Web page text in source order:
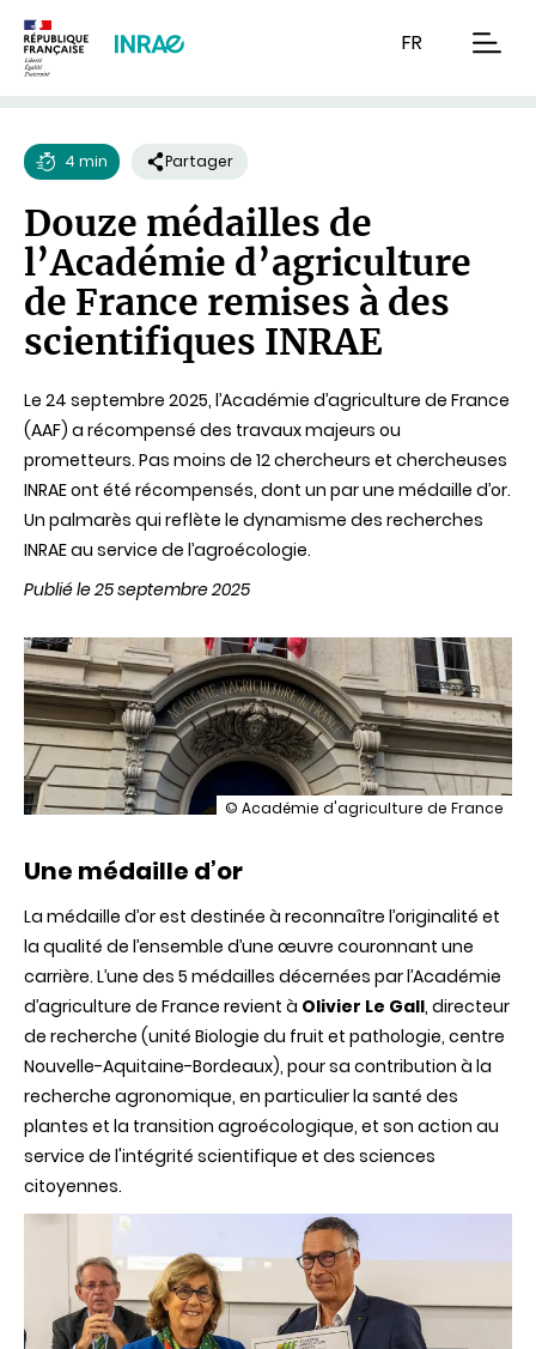
FR
de
lecture
4 min Partager
Douze médailles de
l’Académie d’agriculture
de France remises à des
scientifiques INRAE
Le 24 septembre 2025, l’Académie d’agriculture de France
(AAF) a récompensé des travaux majeurs ou
prometteurs. Pas moins de 12 chercheurs et chercheuses
INRAE ont été récompensés, dont un par une médaille d’or.
Un palmarès qui reflète le dynamisme des recherches
INRAE au service de l’agroécologie.
Publié le 25 septembre 2025
illustration
de
d’agriculture
France
remises
des
scientifiques
INRAE
© Académie d'agriculture de France
Une médaille d’or
La médaille d’or est destinée à reconnaître l’originalité et
la qualité de l’ensemble d’une œuvre couronnant une
carrière. L’une des 5 médailles décernées par l’Académie
d’agriculture de France revient à Olivier Le Gall, directeur
de recherche (unité Biologie du fruit et pathologie, centre
Nouvelle-Aquitaine-Bordeaux), pour sa contribution à la
recherche agronomique, en particulier la santé des
plantes et la transition agroécologique, et son action au
service de l'intégrité scientifique et des sciences
citoyennes.